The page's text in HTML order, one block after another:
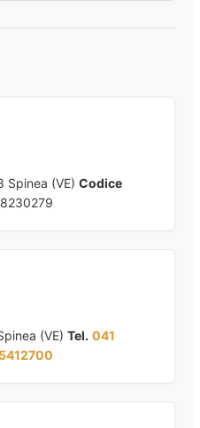
Spinea (VE) Codice
(VE) Tel. 041